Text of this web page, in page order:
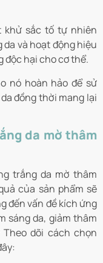
khử sắc tố tự nhiên
và hoạt động hiệu
độc hại cho cơ thể.
nó hoàn hảo để sử
đồng thời mang lại
da mờ thâm
trắng da mờ thâm
của sản phẩm sẽ
đến vấn đề kích ứng
sáng da, giảm thâm
dõi cách chọn